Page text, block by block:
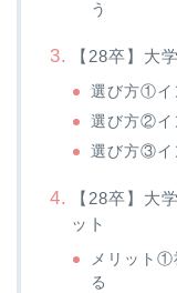
う
【28卒】大
選び方①イ
選び方②イ
選び方③イ
【28卒】大
ット
メリット①
る